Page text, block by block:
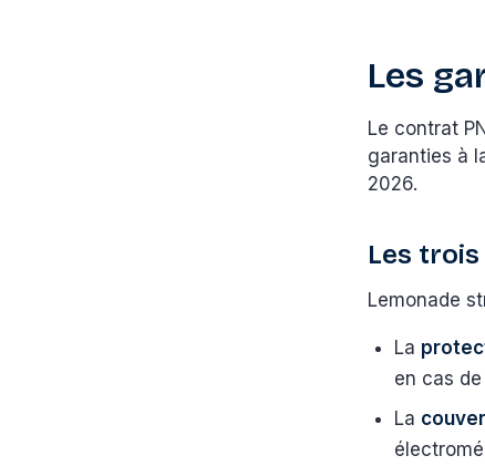
Les
Le contrat
garanties à
2026.
Les
Lemonade
La
en cas
La